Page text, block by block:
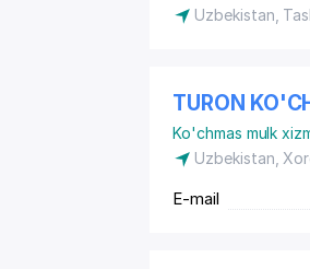
Uzbekistan,
TURON
Ko'chmas mulk
Uzbekistan,
E-mail